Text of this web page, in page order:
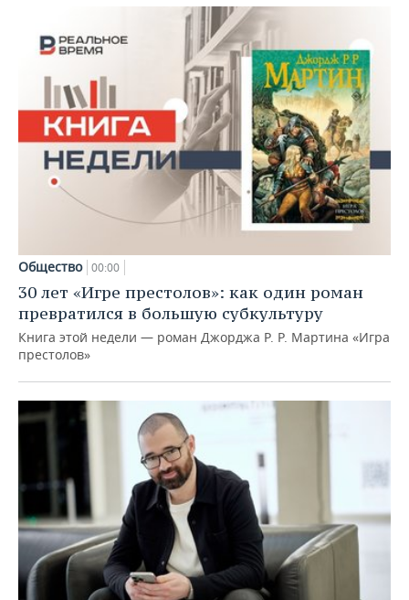
Общество 00:00
30 лет «Игре престолов»: как один роман
превратился в большую субкультуру
Книга этой недели — роман Джорджа Р. Р. Мартина «Игра
престолов»